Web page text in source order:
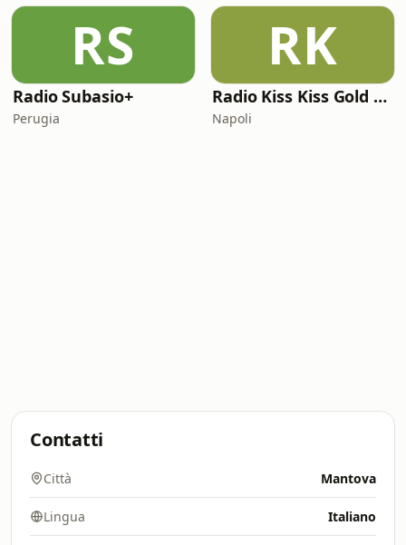
RS
Radio Subasio+
Perugia
RK
Radio Kiss Kiss Gold Rock
Napoli
Contatti
Città Mantova
Lingua Italiano